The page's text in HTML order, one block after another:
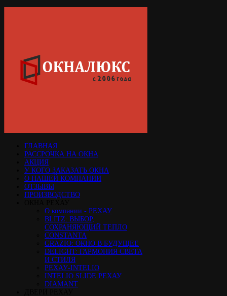
ГЛАВНАЯ
РАССРОЧКА НА ОКНА
АКЦИЯ
У КОГО ЗАКАЗАТЬ ОКНА
О НАШЕЙ КОМПАНИИ
ОТЗЫВЫ
ПРОИЗВОДСТВО
О компании - РЕХАУ
BLITZ: ВЫБОР,
СОХРАНЯЮЩИЙ ТЕПЛО
CONSTANTA
GRAZIO: ОКНО В БУДУЩЕЕ
DELIGHT: ГАРМОНИЯ СВЕТА
И СТИЛЯ
РЕХАУ-INTELIO
INTELIO SLIDE РЕХАУ
DIAMANT